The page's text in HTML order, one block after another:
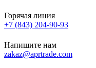
Горячая линия
+7 (843) 204-90-93
Напишите нам
zakaz@aprtrade.com